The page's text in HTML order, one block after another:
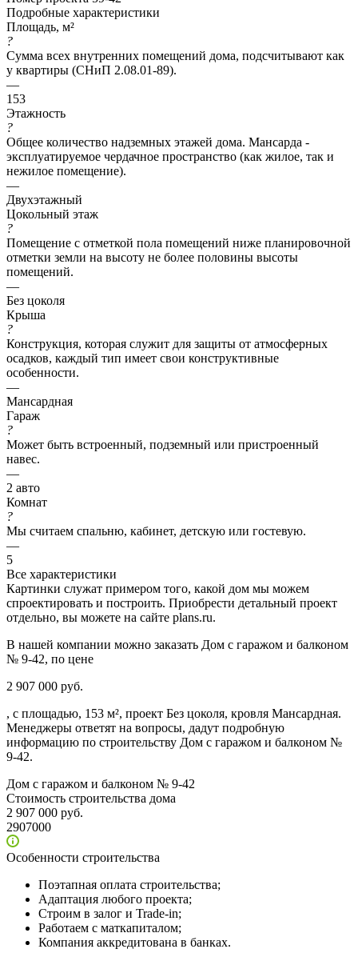
Подробные характеристики
Площадь, м²
?
Сумма всех внутренних помещений дома, подсчитывают как
у квартиры (СНиП 2.08.01-89).
—
153
Этажность
?
Общее количество надземных этажей дома. Мансарда -
эксплуатируемое чердачное пространство (как жилое, так и
нежилое помещение).
—
Двухэтажный
Цокольный этаж
?
Помещение с отметкой пола помещений ниже планировочной
отметки земли на высоту не более половины высоты
помещений.
—
Без цоколя
Крыша
?
Конструкция, которая служит для защиты от атмосферных
осадков, каждый тип имеет свои конструктивные
особенности.
—
Мансардная
Гараж
?
Может быть встроенный, подземный или пристроенный
навес.
—
2 авто
Комнат
?
Мы считаем спальню, кабинет, детскую или гостевую.
—
5
Все характеристики
Картинки служат примером того, какой дом мы можем
спроектировать и построить. Приобрести детальный проект
отдельно, вы можете на сайте plans.ru.
В нашей компании можно заказать Дом с гаражом и балконом
№ 9-42, по цене
2 907 000 руб.
, с площадью, 153 м², проект Без цоколя, кровля Мансардная.
Менеджеры ответят на вопросы, дадут подробную
информацию по строительству Дом с гаражом и балконом №
9-42.
Дом с гаражом и балконом № 9-42
Стоимость строительства дома
2 907 000 руб.
2907000
Особенности строительства
Поэтапная оплата строительства;
Адаптация любого проекта;
Строим в залог и Trade-in;
Работаем с маткапиталом;
Компания аккредитована в банках.